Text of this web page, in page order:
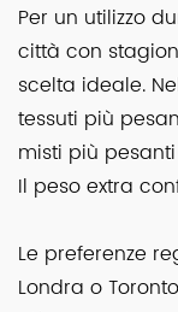
Per un utilizzo
città con
scelta ideale.
tessuti più
misti più
Il peso extra
Le preferenze
Londra o